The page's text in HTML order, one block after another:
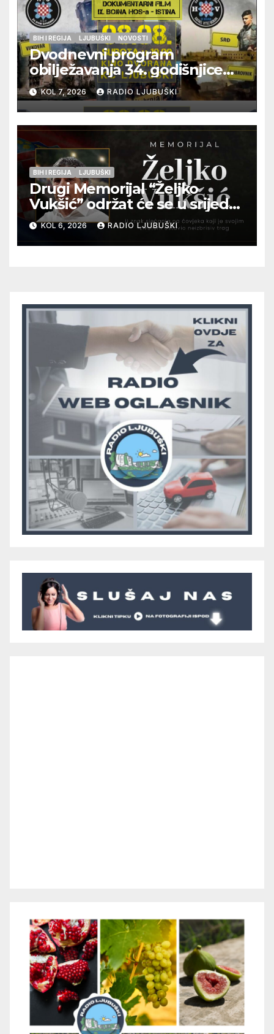
BIH I REGIJA LJUBUŠKI NOVOSTI
Dvodnevni program
obilježavanja 34. godišnjice
pogibije generala Blaža
Kraljevića i osmorice
pripadnika HOS-a
KOL 7, 2026 RADIO LJUBUŠKI
BIH I REGIJA LJUBUŠKI
Drugi Memorijal “Željko
Vukšić” održat će se u srijedu
12. kolovoza u Otoku
KOL 6, 2026 RADIO LJUBUŠKI